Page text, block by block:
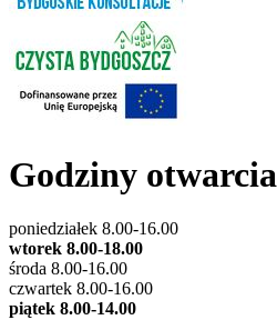
Godziny otwarcia
poniedziałek 8.00-16.00
wtorek 8.00-18.00
środa 8.00-16.00
czwartek 8.00-16.00
piątek 8.00-14.00